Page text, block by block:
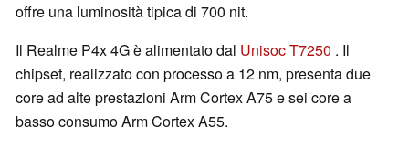
offre una luminosità tipica di 700 nit.
Il Realme P4x 4G è alimentato dal Unisoc T7250 . Il
chipset, realizzato con processo a 12 nm, presenta due
core ad alte prestazioni Arm Cortex A75 e sei core a
basso consumo Arm Cortex A55.